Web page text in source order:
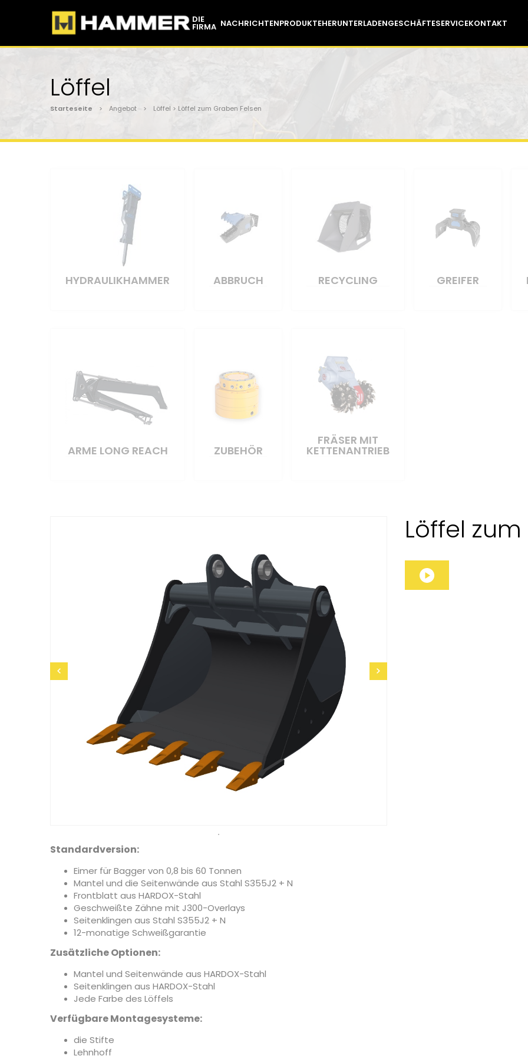
DIE
FIRMA NACHRICHTENPRODUKTEHERUNTERLADENGESCHÄFTESERVICEKONTAKT
Löffel
Starteseite > Angebot > Löffel > Löffel zum Graben Felsen
HYDRAULIKHAMMER ABBRUCH RECYCLING GREIFER
ARME LONG REACH ZUBEHÖR
FRÄSER MIT
KETTENANTRIEB
Standardversion:
Eimer für Bagger von 0,8 bis 60 Tonnen
Mantel und die Seitenwände aus Stahl S355J2 + N
Frontblatt aus HARDOX-Stahl
Geschweißte Zähne mit J300-Overlays
Seitenklingen aus Stahl S355J2 + N
12-monatige Schweißgarantie
Zusätzliche Optionen:
Mantel und Seitenwände aus HARDOX-Stahl
Seitenklingen aus HARDOX-Stahl
Jede Farbe des Löffels
Verfügbare Montagesysteme:
die Stifte
Lehnhoff
Löffel